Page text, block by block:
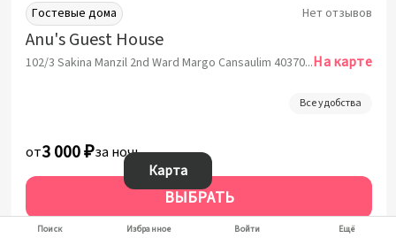
Гостевые дома
Anu's Guest House
102/3 Sakina Manzil 2nd Ward Margo Cansaulim 403707 Goa, Южный ГоаНа карте
Нет отзывов
Все удобства
от3 000 ₽за ночь
ВЫБРАТЬ
За 1 ночь от: 3 000 ₽
Карта
Поиск Избранное Войти Ещё